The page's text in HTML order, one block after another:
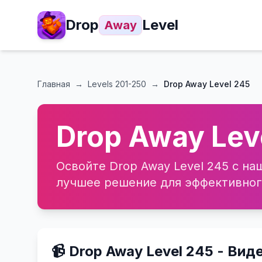
Drop Away Level
Главная → Levels 201-250 → Drop Away Level 245
Drop Away
Освойте Drop Away Level 245 с
лучшее решение для
📹 Drop Away Level 245 -